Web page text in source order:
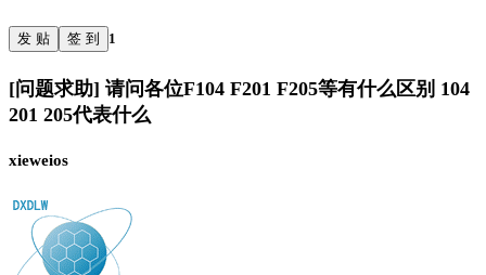
发 贴 签 到 1
[问题求助] 请问各位F104 F201 F205等有什么区别 104
201 205代表什么
xieweios